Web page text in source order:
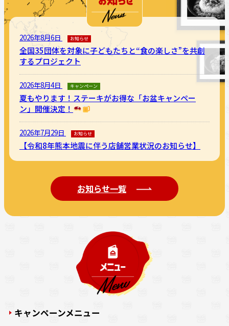
2026年8月6日 お知らせ
全国35団体を対象に子どもたちと“食の楽しさ”を共創
するプロジェクト
2026年8月4日 キャンペーン
夏もやります！ステーキがお得な「お盆キャンペー
ン」開催決定！
2026年7月29日 お知らせ
【令和8年熊本地震に伴う店舗営業状況のお知らせ】
お知らせ一覧
キャンペーンメニュー